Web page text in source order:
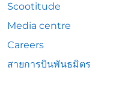
Scootitude
Media centre
Careers
สายการบินพันธมิตร